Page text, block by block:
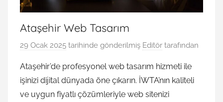
Ataşehir Web Tasarım
29 Ocak 2025 tarihinde gönderilmiş Editör tarafından
Ataşehir’de profesyonel web tasarım hizmeti ile
işinizi dijital dünyada öne çıkarın. İWTA’nın kaliteli
ve uygun fiyatlı çözümleriyle web sitenizi